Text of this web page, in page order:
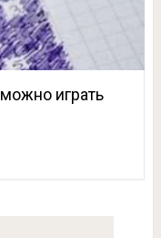
играть